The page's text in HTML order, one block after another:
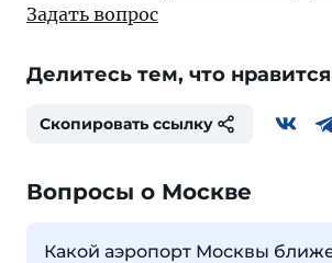
Задать вопрос
Делитесь тем, что нравится
Скопировать ссылку
Вопросы о Москве
Какой аэропорт Москвы